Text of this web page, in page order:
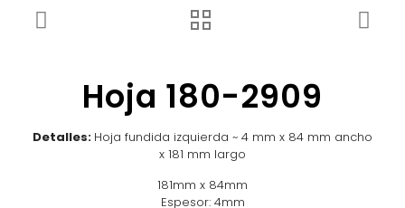
Hoja 180-2909
Detalles: Hoja fundida izquierda ~ 4 mm x 84 mm ancho
x 181 mm largo
181mm x 84mm
Espesor: 4mm